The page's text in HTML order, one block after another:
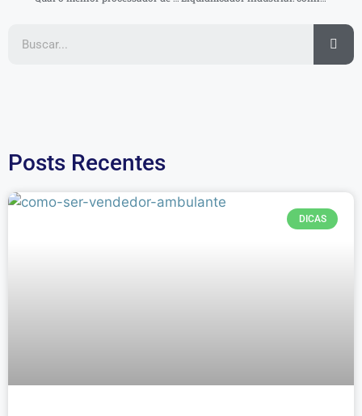
Posts Recentes
DICAS